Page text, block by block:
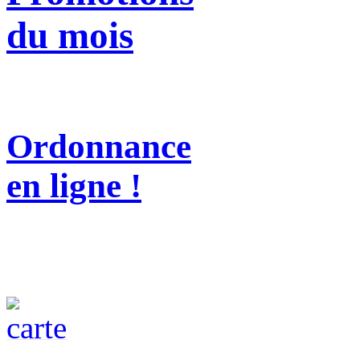
du mois
Ordonnance
en ligne !